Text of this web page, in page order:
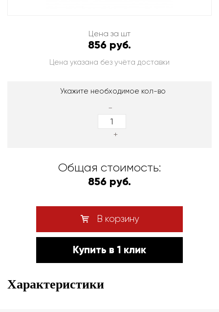
Цена за шт
856 руб.
Цена указана без учёта доставки
Укажите необходимое кол-во
-
+
Общая стоимость:
856 руб.
В корзину
Купить в 1 клик
Характеристики